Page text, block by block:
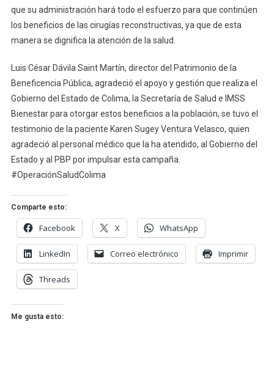
que su administración hará todo el esfuerzo para que continúen
los beneficios de las cirugías reconstructivas, ya que de esta
manera se dignifica la atención de la salud.
Luis César Dávila Saint Martín, director del Patrimonio de la
Beneficencia Pública, agradeció el apoyo y gestión que realiza el
Gobierno del Estado de Colima, la Secretaría de Salud e IMSS
Bienestar para otorgar estos beneficios a la población, se tuvo el
testimonio de la paciente Karen Sugey Ventura Velasco, quien
agradeció al personal médico que la ha atendido, al Gobierno del
Estado y al PBP por impulsar esta campaña.
#OperaciónSaludColima
Comparte esto:
Facebook X WhatsApp
LinkedIn Correo electrónico Imprimir
Threads
Me gusta esto: